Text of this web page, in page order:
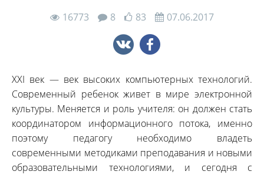
16773 8 83 07.06.2017
XXI век — век высоких компьютерных технологий.
Современный ребенок живет в мире электронной
культуры. Меняется и роль учителя: он должен стать
координатором информационного потока, именно
поэтому педагогу необходимо владеть
современными методиками преподавания и новыми
образовательными технологиями, и сегодня с